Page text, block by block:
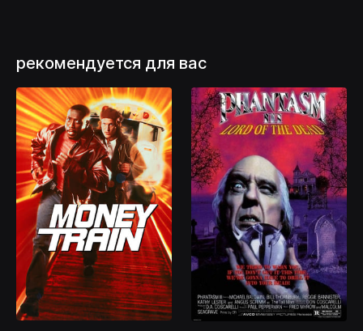
рекомендуется для вас